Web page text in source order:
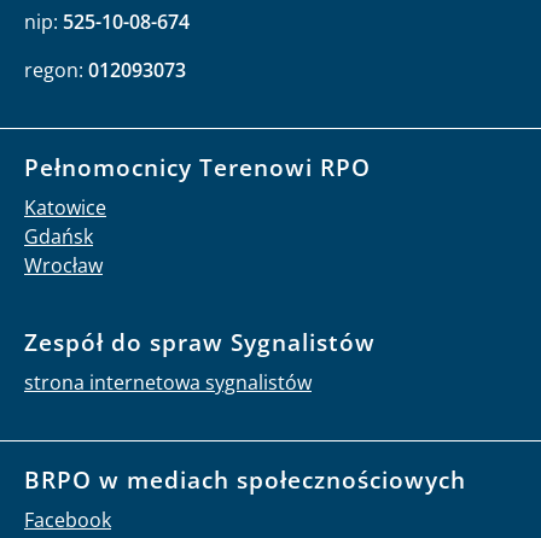
nip: 525-10-08-674
regon: 012093073
Pełnomocnicy Terenowi RPO
Katowice
Gdańsk
Wrocław
Zespół do spraw Sygnalistów
strona internetowa sygnalistów
BRPO w mediach społecznościowych
Facebook